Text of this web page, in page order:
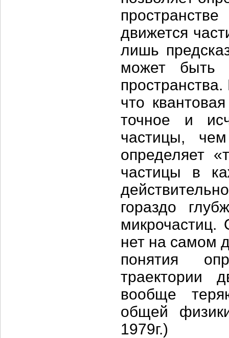
движется
лишь
может быть
что
точное и
частицы,
определяет
частицы в
гораздо
микрочастиц.
нет на самом
понятия
траектории
вообще
общей
1979г.)